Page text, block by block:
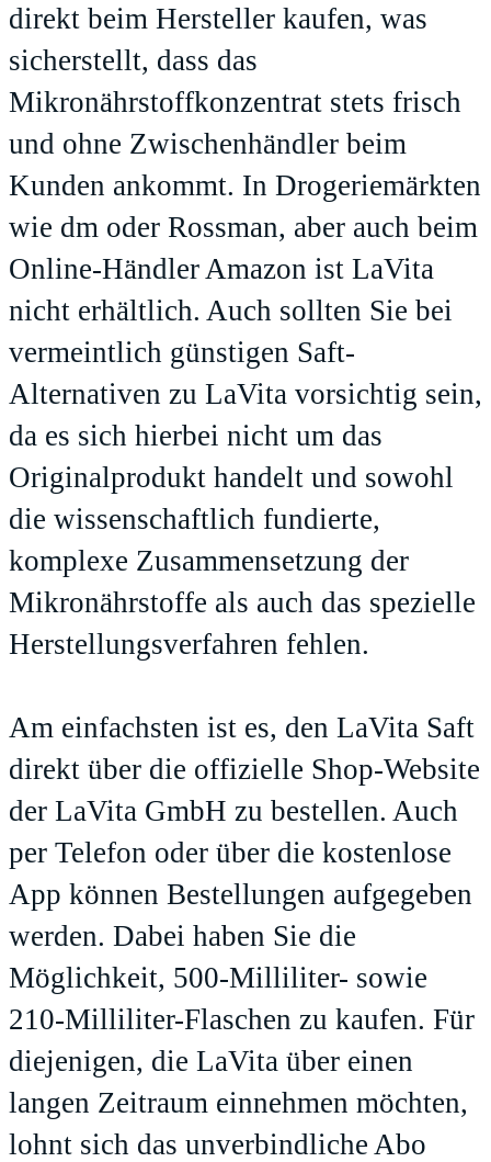
direkt beim Hersteller kaufen, was
sicherstellt, dass das
Mikronährstoffkonzentrat stets frisch
und ohne Zwischenhändler beim
Kunden ankommt. In Drogeriemärkten
wie dm oder Rossman, aber auch beim
Online-Händler Amazon ist LaVita
nicht erhältlich. Auch sollten Sie bei
vermeintlich günstigen Saft-
Alternativen zu LaVita vorsichtig sein,
da es sich hierbei nicht um das
Originalprodukt handelt und sowohl
die wissenschaftlich fundierte,
komplexe Zusammensetzung der
Mikronährstoffe als auch das spezielle
Herstellungsverfahren fehlen.
Am einfachsten ist es, den LaVita Saft
direkt über die offizielle Shop-Website
der LaVita GmbH zu bestellen. Auch
per Telefon oder über die kostenlose
App können Bestellungen aufgegeben
werden. Dabei haben Sie die
Möglichkeit, 500-Milliliter- sowie
210-Milliliter-Flaschen zu kaufen. Für
diejenigen, die LaVita über einen
langen Zeitraum einnehmen möchten,
lohnt sich das unverbindliche Abo